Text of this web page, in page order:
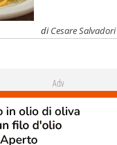
diCesare Salvadori
Adv